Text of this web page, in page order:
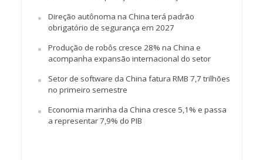
Direção autônoma na China terá padrão
obrigatório de segurança em 2027
Produção de robôs cresce 28% na China e
acompanha expansão internacional do setor
Setor de software da China fatura RMB 7,7 trilhões
no primeiro semestre
Economia marinha da China cresce 5,1% e passa
a representar 7,9% do PIB